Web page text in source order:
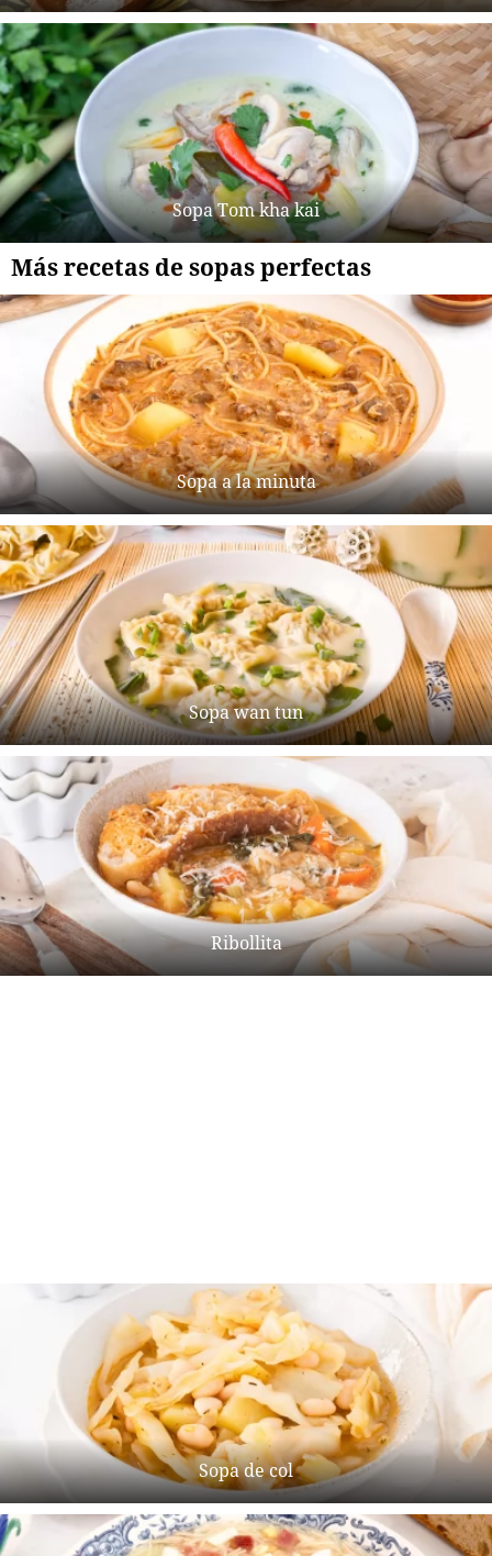
Sopa Tom kha kai
Más recetas de sopas perfectas
Sopa a la minuta
Sopa wan tun
Ribollita
Sopa de col